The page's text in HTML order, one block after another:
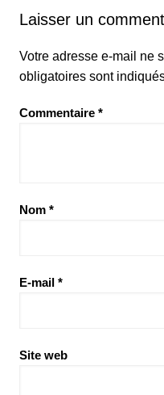
Laisser un
Votre adresse e-mail ne
obligatoires sont
Commentaire *
Nom *
E-mail *
Site web